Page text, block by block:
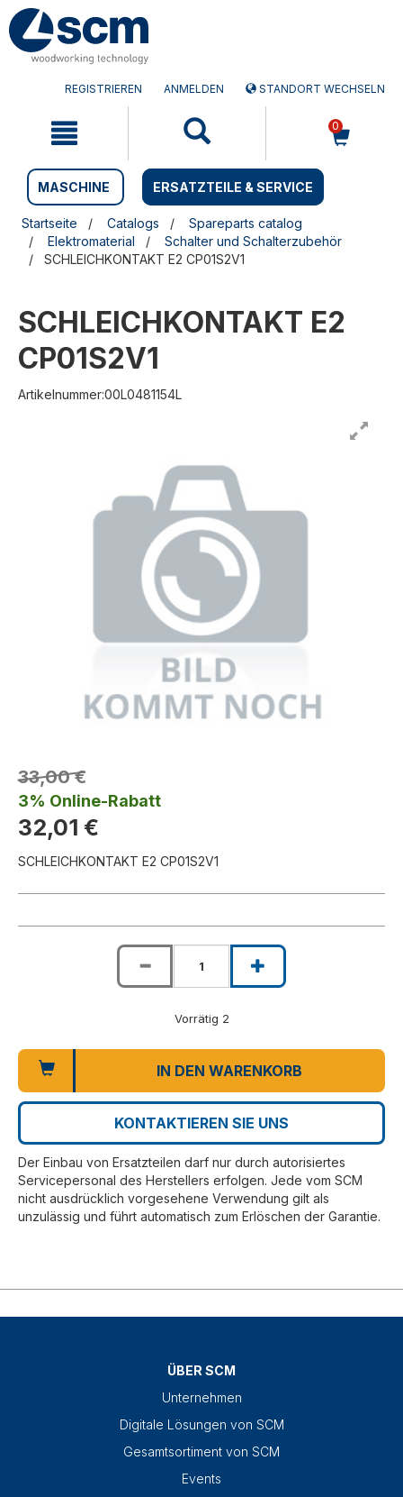
Zum
Inhalt
springen
Zum
Navigationsmen�
springen
REGISTRIEREN ANMELDEN STANDORT WECHSELN
0
MASCHINE ERSATZTEILE & SERVICE
Startseite Catalogs
Spareparts catalog
Elektromaterial
Schalter und Schalterzubehör
SCHLEICHKONTAKT E2 CP01S2V1
SCHLEICHKONTAKT E2
CP01S2V1
Artikelnummer:00L0481154L
33,00 €
3% Online-Rabatt
32,01 €
SCHLEICHKONTAKT E2 CP01S2V1
Vorrätig 2
IN DEN WARENKORB
KONTAKTIEREN SIE UNS
Der Einbau von Ersatzteilen darf nur durch autorisiertes
Servicepersonal des Herstellers erfolgen. Jede vom SCM
nicht ausdrücklich vorgesehene Verwendung gilt als
unzulässig und führt automatisch zum Erlöschen der Garantie.
ÜBER SCM
Unternehmen
Digitale Lösungen von SCM
Gesamtsortiment von SCM
Events